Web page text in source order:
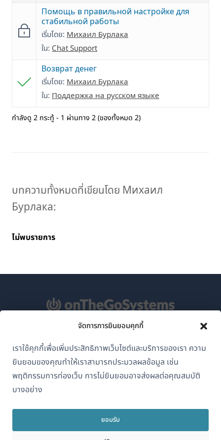
จัดการการยินยอมคุกกี้
เราใช้คุกกี้เพื่อเพิ่มประสิทธิภาพเว็บไซต์และบริการของเรา ความ
ยินยอมของคุณทำให้เราสามารถประมวลผลข้อมูล เช่น
พฤติกรรมการท่องเว็บ การไม่ยินยอมอาจส่งผลต่อคุณสมบัติ
บางอย่าง
ยอมรับ
Помощь в правильной настройке для
стабильной работы
เริ่มโดย: Михаил Бурлака
ใน: Chat Support
Возврат денег
เริ่มโดย: Михаил Бурлака
ใน: Поддержка на русском языке
กำลังดู 2 กระทู้ - 1 ผ่านทาง 2 (ของทั้งหมด 2)
บทความทั้งหมดที่เขียนโดย Михаил
Бурлака:
ไม่พบรายการ
ไทย
GDPR และนโยบายความเป็นส่วนตัว
เข้าร่วมทีมของเรา(เปิด
ใน
หน้าต่าง
ใหม่)
ใน
หน้าต่าง
ใหม่)
ใน
ใหม่)